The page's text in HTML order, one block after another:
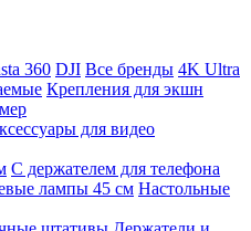
360 DJI Все бренды 4K Ultra
Крепления для экшн
для видео
C держателем для телефона
лампы 45 см Настольные